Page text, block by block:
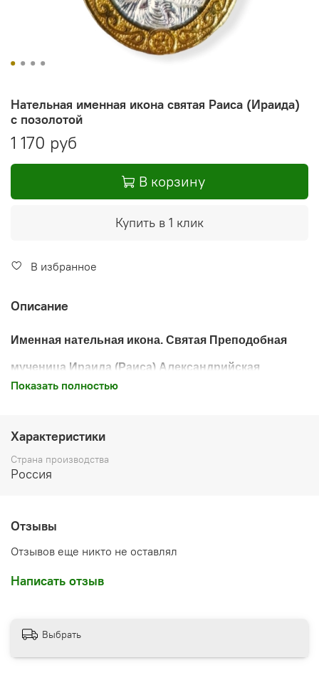
Нательная именная икона святая Раиса (Ираида)
с позолотой
1 170 руб
В корзину
Купить в 1 клик
В избранное
Описание
Именная нательная икона. Святая Преподобная
мученица Ираида (Раиса) Александрийская
В комплекте - икона, шнурок, коробочка.
Высота: 2,2 см. Вес: 4 гр.
Показать полностью
Характеристики
Страна производства
Россия
Отзывы
Отзывов еще никто не оставлял
Написать отзыв
Выбрать